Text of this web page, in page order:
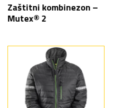
Zaštitni kombinezon –
Mutex® 2